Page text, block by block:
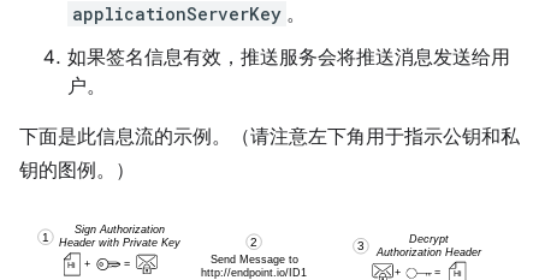
applicationServerKey 。
如果签名信息有效，推送服务会将推送消息发送给用
户。
下面是此信息流的示例。（请注意左下角用于指示公钥和私
钥的图例。）